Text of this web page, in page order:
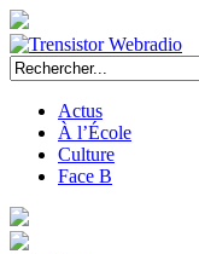
Actus
À l’École
Culture
Face B